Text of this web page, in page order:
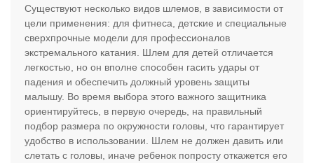
Существуют несколько видов шлемов, в зависимости от
цели применения: для фитнеса, детские и специальные
сверхпрочные модели для профессионалов
экстремального катания. Шлем для детей отличается
легкостью, но он вполне способен гасить удары от
падения и обеспечить должный уровень защиты
малышу. Во время выбора этого важного защитника
ориентируйтесь, в первую очередь, на правильный
подбор размера по окружности головы, что гарантирует
удобство в использовании. Шлем не должен давить или
слетать с головы, иначе ребенок попросту откажется его